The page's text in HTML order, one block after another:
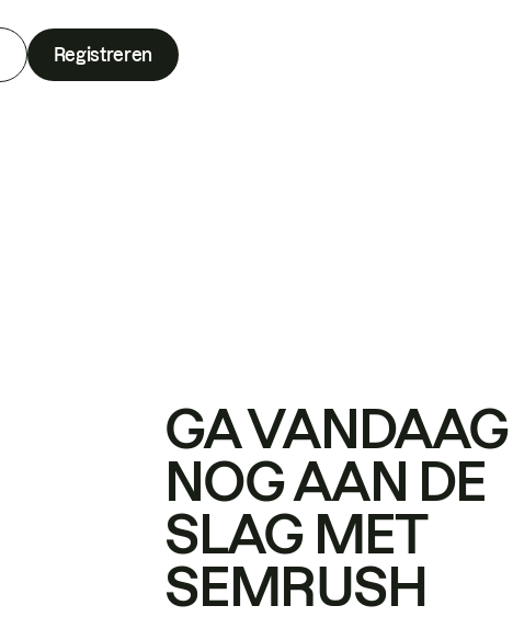
Registreren
GA VANDAAG
NOG AAN DE
SLAG MET
SEMRUSH